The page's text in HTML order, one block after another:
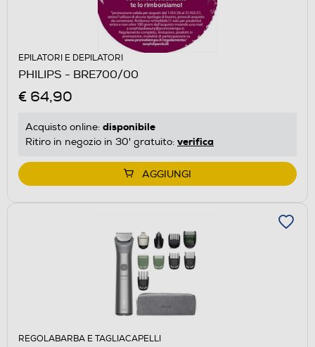
EPILATORI E DEPILATORI
PHILIPS - BRE700/00
€ 64,90
Acquisto online: disponibile
Ritiro in negozio in 30' gratuito: verifica
AGGIUNGI
REGOLABARBA E TAGLIACAPELLI